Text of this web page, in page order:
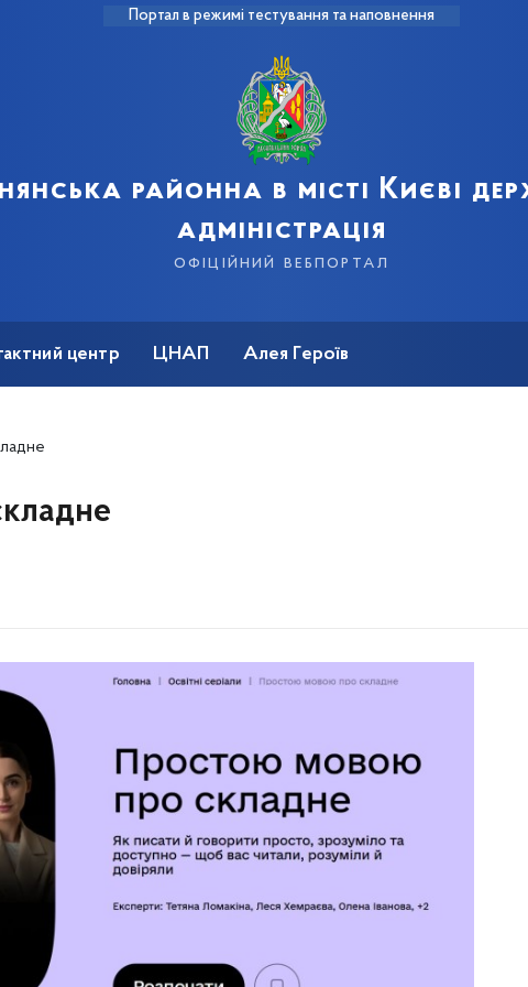
Портал в режимі тестування та наповнення
районна в місті Києві
адміністрація
офіційний вебпортал
центр ЦНАП Алея Героїв